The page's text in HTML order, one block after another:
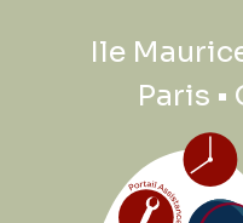
Ile
Paris •